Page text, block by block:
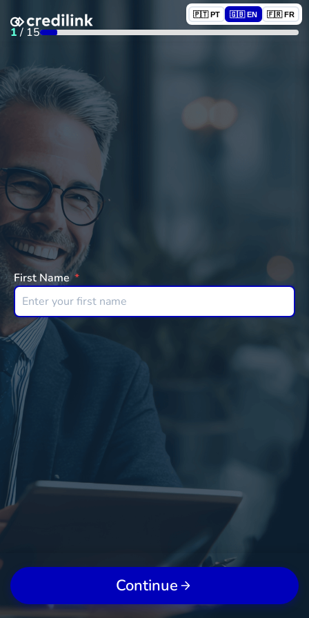
🇵🇹 PT 🇬🇧 EN 🇫🇷 FR
1 / 15
First Name*
Continue